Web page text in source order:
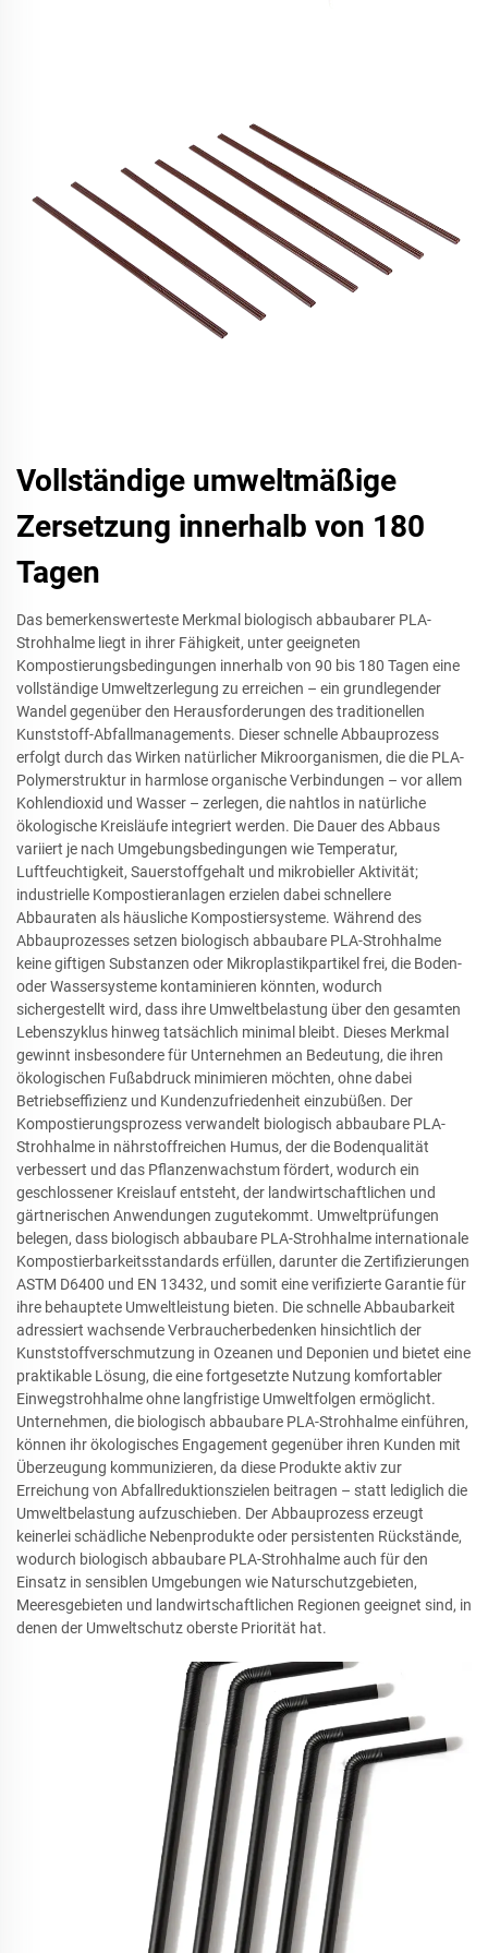
Vollständige umweltmäßige
Zersetzung innerhalb von 180
Tagen
Das bemerkenswerteste Merkmal biologisch abbaubarer PLA-
Strohhalme liegt in ihrer Fähigkeit, unter geeigneten
Kompostierungsbedingungen innerhalb von 90 bis 180 Tagen eine
vollständige Umweltzerlegung zu erreichen – ein grundlegender
Wandel gegenüber den Herausforderungen des traditionellen
Kunststoff-Abfallmanagements. Dieser schnelle Abbauprozess
erfolgt durch das Wirken natürlicher Mikroorganismen, die die PLA-
Polymerstruktur in harmlose organische Verbindungen – vor allem
Kohlendioxid und Wasser – zerlegen, die nahtlos in natürliche
ökologische Kreisläufe integriert werden. Die Dauer des Abbaus
variiert je nach Umgebungsbedingungen wie Temperatur,
Luftfeuchtigkeit, Sauerstoffgehalt und mikrobieller Aktivität;
industrielle Kompostieranlagen erzielen dabei schnellere
Abbauraten als häusliche Kompostiersysteme. Während des
Abbauprozesses setzen biologisch abbaubare PLA-Strohhalme
keine giftigen Substanzen oder Mikroplastikpartikel frei, die Boden-
oder Wassersysteme kontaminieren könnten, wodurch
sichergestellt wird, dass ihre Umweltbelastung über den gesamten
Lebenszyklus hinweg tatsächlich minimal bleibt. Dieses Merkmal
gewinnt insbesondere für Unternehmen an Bedeutung, die ihren
ökologischen Fußabdruck minimieren möchten, ohne dabei
Betriebseffizienz und Kundenzufriedenheit einzubüßen. Der
Kompostierungsprozess verwandelt biologisch abbaubare PLA-
Strohhalme in nährstoffreichen Humus, der die Bodenqualität
verbessert und das Pflanzenwachstum fördert, wodurch ein
geschlossener Kreislauf entsteht, der landwirtschaftlichen und
gärtnerischen Anwendungen zugutekommt. Umweltprüfungen
belegen, dass biologisch abbaubare PLA-Strohhalme internationale
Kompostierbarkeitsstandards erfüllen, darunter die Zertifizierungen
ASTM D6400 und EN 13432, und somit eine verifizierte Garantie für
ihre behauptete Umweltleistung bieten. Die schnelle Abbaubarkeit
adressiert wachsende Verbraucherbedenken hinsichtlich der
Kunststoffverschmutzung in Ozeanen und Deponien und bietet eine
praktikable Lösung, die eine fortgesetzte Nutzung komfortabler
Einwegstrohhalme ohne langfristige Umweltfolgen ermöglicht.
Unternehmen, die biologisch abbaubare PLA-Strohhalme einführen,
können ihr ökologisches Engagement gegenüber ihren Kunden mit
Überzeugung kommunizieren, da diese Produkte aktiv zur
Erreichung von Abfallreduktionszielen beitragen – statt lediglich die
Umweltbelastung aufzuschieben. Der Abbauprozess erzeugt
keinerlei schädliche Nebenprodukte oder persistenten Rückstände,
wodurch biologisch abbaubare PLA-Strohhalme auch für den
Einsatz in sensiblen Umgebungen wie Naturschutzgebieten,
Meeresgebieten und landwirtschaftlichen Regionen geeignet sind, in
denen der Umweltschutz oberste Priorität hat.